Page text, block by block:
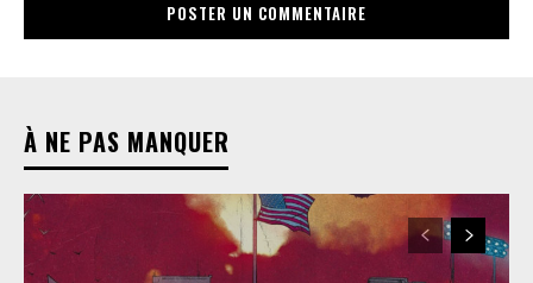
À NE PAS MANQUER